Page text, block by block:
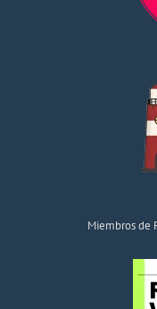
Miembros de